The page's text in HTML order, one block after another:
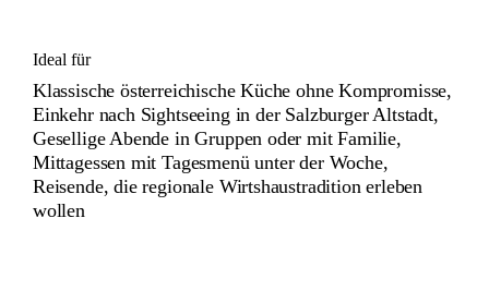
Ideal für
Klassische österreichische Küche ohne Kompromisse,
Einkehr nach Sightseeing in der Salzburger Altstadt,
Gesellige Abende in Gruppen oder mit Familie,
Mittagessen mit Tagesmenü unter der Woche,
Reisende, die regionale Wirtshaustradition erleben
wollen